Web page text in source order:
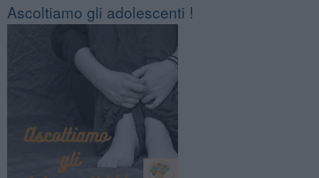
Ascoltiamo gli adolescenti !